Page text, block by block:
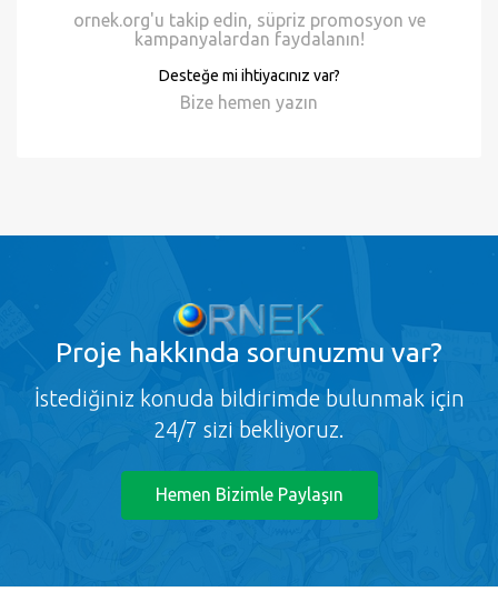
ornek.org'u takip edin, süpriz promosyon ve
kampanyalardan faydalanın!
Desteğe mi ihtiyacınız var?
Bize hemen yazın
Proje hakkında sorunuzmu var?
İstediğiniz konuda bildirimde bulunmak için
24/7 sizi bekliyoruz.
Hemen Bizimle Paylaşın